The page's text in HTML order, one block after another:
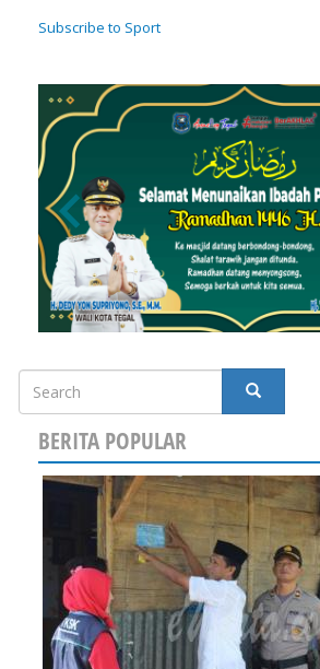
Subscribe to Sport
Search
SEARCH
BERITA POPULAR